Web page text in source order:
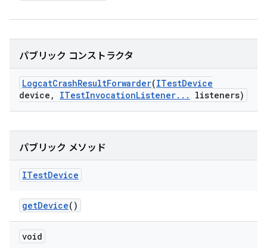
パブリック コンストラクタ
LogcatCrashResultForwarder(ITestDevice
device , ITestInvocationListener. . . listeners)
パブリック メソッド
ITestDevice
getDevice()
void